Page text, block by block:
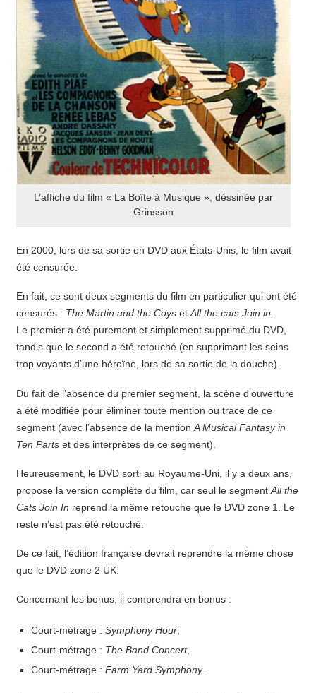
L’affiche du film « La Boîte à Musique », déssinée par
Grinsson
En 2000, lors de sa sortie en DVD aux États-Unis, le film avait
été censurée.
En fait, ce sont deux segments du film en particulier qui ont été
censurés : The Martin and the CoysetAll the cats Join in.
Le premier a été purement et simplement supprimé du DVD,
tandis que le second a été retouché (en supprimant les seins
trop voyants d’une héroïne, lors de sa sortie de la douche).
Du fait de l’absence du premier segment, la scène d’ouverture
a été modifiée pour éliminer toute mention ou trace de ce
segment (avec l’absence de la mention A Musical Fantasy in
Ten Partset des interprètes de ce segment).
Heureusement, le DVD sorti au Royaume-Uni, il y a deux ans,
propose la version complète du film, car seul le segment All the
Cats Join In reprend la même retouche que le DVD zone 1. Le
reste n’est pas été retouché.
De ce fait, l’édition française devrait reprendre la même chose
que le DVD zone 2 UK.
Concernant les bonus, il comprendra en bonus :
Court-métrage :Symphony Hour
Court-métrage : The Band Concert,
Court-métrage :Farm Yard Symphony.